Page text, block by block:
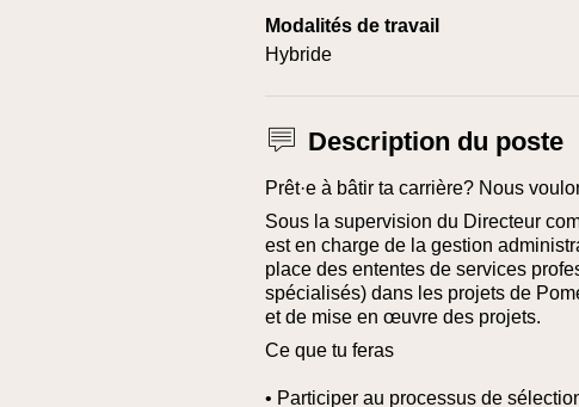
Modalités de travail
Hybride
Description du poste
Prêt·e à bâtir ta carrière? Nous
Sous la supervision du Directeur
est en charge de la gestion
place des ententes de services
spécialisés) dans les projets de
et de mise en œuvre des projets.
Ce que tu feras
• Participer au processus de